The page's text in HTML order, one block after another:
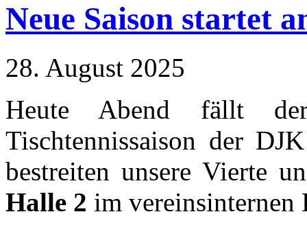
Neue Saison startet
28. August 2025
Heute Abend fällt
Tischtennissaison der
bestreiten unsere Vierte
Halle 2 im vereinsinternen